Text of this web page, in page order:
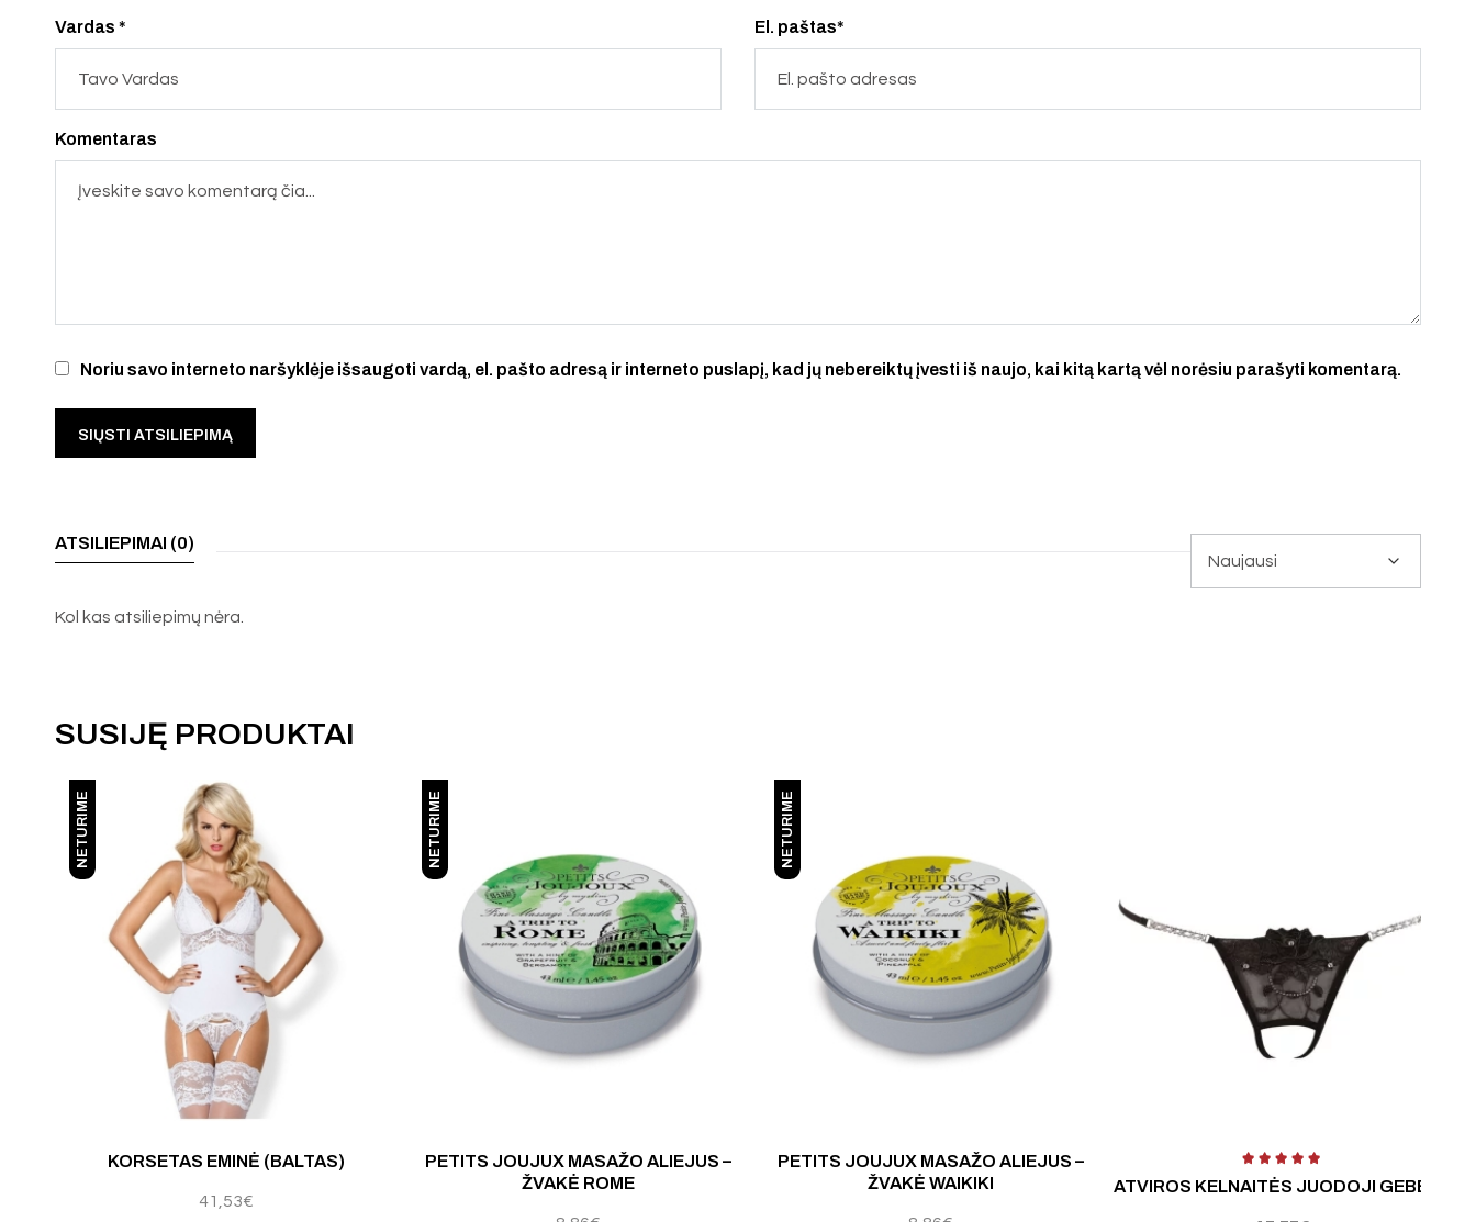
Vardas * El. paštas*
Noriu savo interneto naršyklėje išsaugoti vardą, el. pašto adresą ir interneto puslapį, kad jų nebereiktų įvesti iš naujo, kai kitą kartą vėl norėsiu parašyti komentarą.
Komentaras
ATSILIEPIMAI (0)
Kol kas atsiliepimų nėra.
SUSIJĘ PRODUKTAI
NETURIME
KORSETAS EMINĖ (BALTAS)
41,53€
NETURIME
PETITS JOUJUX MASAŽO ALIEJUS –
ŽVAKĖ ROME
NETURIME
PETITS JOUJUX MASAŽO ALIEJUS –
ŽVAKĖ WAIKIKI
ATVIROS KELNAITĖS JUODOJI GEBENĖ
Įvertinimas: